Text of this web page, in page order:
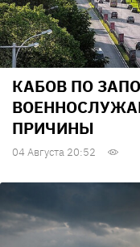
КАБОВ ПО
ПРИЧИНЫ
04 Августа 20:52